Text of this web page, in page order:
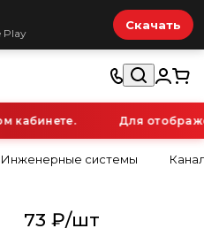
Play
Скачать
кабинете. Для
Инженерные системы
73 ₽/шт